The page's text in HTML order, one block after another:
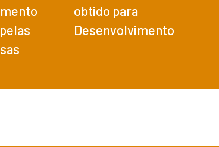
obtido para
Desenvolvimento